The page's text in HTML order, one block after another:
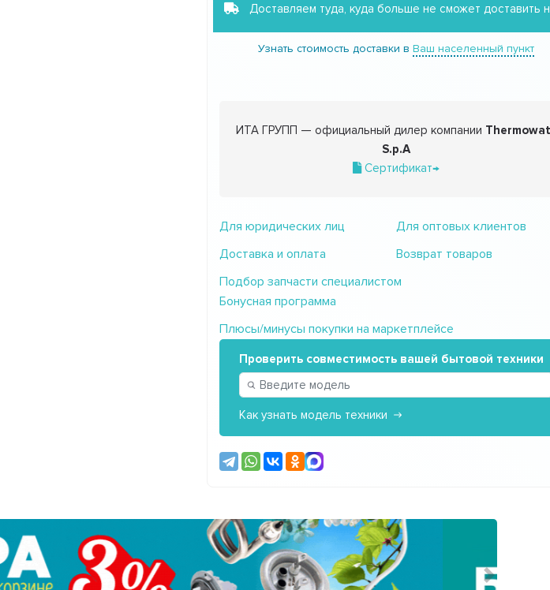
Доставляем туда, куда больше не сможет доставить
Узнать стоимость доставки вВаш населенный пункт
ИТА ГРУПП — официальный дилер компании
S.p.A
Сертификат→
Для юридических лиц
Для оптовых клиентов
Доставка и оплата
Возврат товаров
Подбор запчасти специалистом
Бонусная программа
Плюсы/минусы покупки на маркетплейсе
Проверить совместимость вашей бытовой техники
Как узнать модель техники